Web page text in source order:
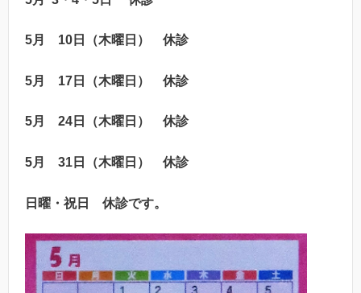
5月 10 日（木曜日） 休診
5月 17 日（木曜日） 休診
5月 24 日（木曜日） 休診
5月 31 日（木曜日） 休診
日曜・祝日 休診です。